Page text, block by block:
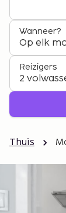
Wanneer?
Op elk
Reizigers
2
Thuis